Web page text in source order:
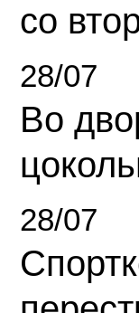
со
28/07
Во
28/07